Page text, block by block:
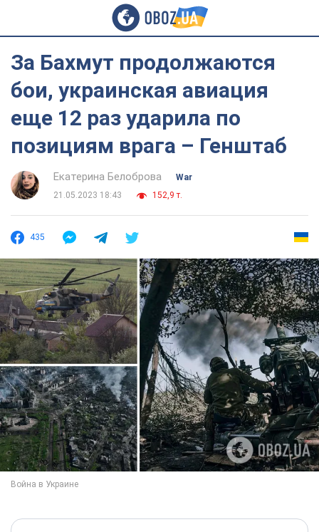
За Бахмут продолжаются
бои, украинская авиация
еще 12 раз ударила по
позициям врага – Генштаб
Екатерина Белоброва
War
21.05.2023 18:43
152,9 т.
435